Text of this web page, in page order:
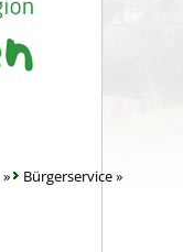
» Bürgerservice»